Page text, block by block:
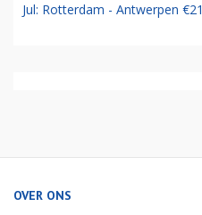
Jul: Rotterdam - Antwerpen €21
OVER ONS